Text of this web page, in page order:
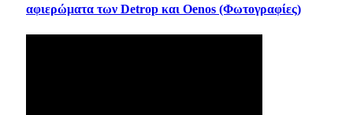
αφιερώματα των Detrop και Oenos (Φωτογραφίες)